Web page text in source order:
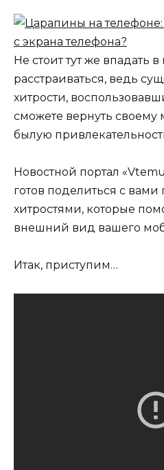
Не стоит тут же впадать
расстраиваться, ведь
хитрости,
сможете вернуть
былую
Новостной портал
готов поделиться с
хитростями, которые
внешний вид вашего
Итак, приступим…